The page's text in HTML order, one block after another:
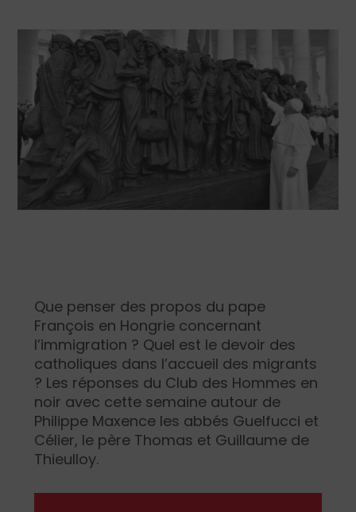
Que penser des propos du pape
François en Hongrie concernant
l’immigration ? Quel est le devoir des
catholiques dans l’accueil des migrants
? Les réponses du Club des Hommes en
noir avec cette semaine autour de
Philippe Maxence les abbés Guelfucci et
Célier, le père Thomas et Guillaume de
Thieulloy.